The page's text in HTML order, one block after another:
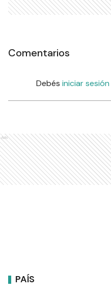
Comentarios
Debés iniciar sesión
Ads
PAÍS